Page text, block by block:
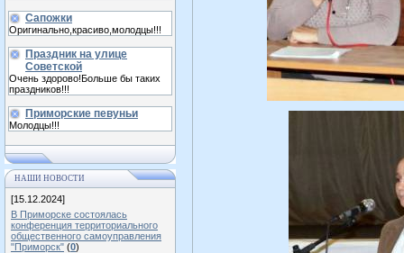
Сапожки
Оригинально,красиво,молодцы!!!
Праздник на улице
Советской
Очень здорово!Больше бы таких
праздников!!!
Приморские певуньи
Молодцы!!!
НАШИ НОВОСТИ
[15.12.2024]
В Приморске состоялась
конференция территориального
общественного самоуправления
"Приморск" (0)